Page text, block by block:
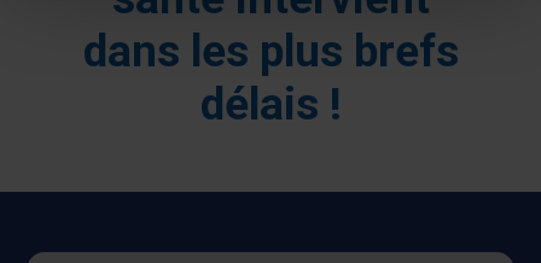
dans les plus brefs
délais !